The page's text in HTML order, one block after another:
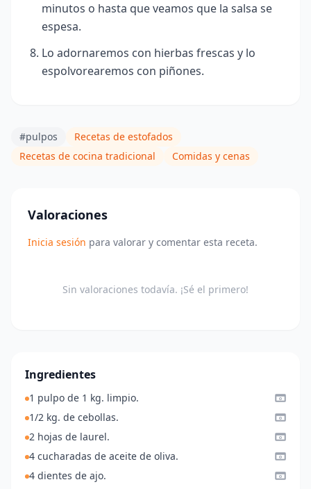
minutos o hasta que veamos que la salsa se
espesa.
Lo adornaremos con hierbas frescas y lo
espolvorearemos con piñones.
#pulpos
Recetas de estofados
Recetas de cocina tradicional
Comidas y cenas
Valoraciones
Inicia sesión para valorar y comentar esta receta.
Sin valoraciones todavía. ¡Sé el primero!
Ingredientes
1 pulpo de 1 kg. limpio.
1/2 kg. de cebollas.
2 hojas de laurel.
4 cucharadas de aceite de oliva.
4 dientes de ajo.